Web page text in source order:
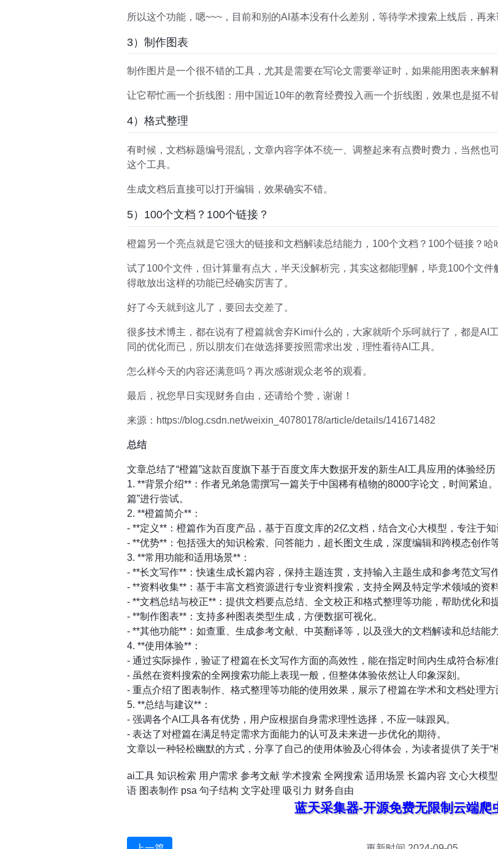
所以这个功能，嗯~~~，目前和别的AI基本没有什么差别，等待学术搜索上线后，再来
3）制作图表
制作图片是一个很不错的工具，尤其是需要在写论文需要举证时，如果能用图表来解
让它帮忙画一个折线图：用中国近10年的教育经费投入画一个折线图，效果也是挺不
4）格式整理
有时候，文档标题编号混乱，文章内容字体不统一、调整起来有点费时费力，当然也
这个工具。
生成文档后直接可以打开编辑，效果确实不错。
5）100个文档？100个链接？
橙篇另一个亮点就是它强大的链接和文档解读总结能力，100个文档？100个链接？哈
试了100个文件，但计算量有点大，半天没解析完，其实这都能理解，毕竟100个文
得敢放出这样的功能已经确实厉害了。
好了今天就到这儿了，要回去交差了。
很多技术博主，都在说有了橙篇就舍弃Kimi什么的，大家就听个乐呵就行了，都是AI
同的优化而已，所以朋友们在做选择要按照需求出发，理性看待AI工具。
怎么样今天的内容还满意吗？再次感谢观众老爷的观看。
最后，祝您早日实现财务自由，还请给个赞，谢谢！
来源：https://blog.csdn.net/weixin_40780178/article/details/141671482
总结
文章总结了“橙篇”这款百度旗下基于百度文库大数据开发的新生AI工具应用的体验经
1. **背景介绍**：作者兄弟急需撰写一篇关于中国稀有植物的8000字论文，时间紧迫
篇”进行尝试。
2. **橙篇简介**：
- **定义**：橙篇作为百度产品，基于百度文库的2亿文档，结合文心大模型，专注于
- **优势**：包括强大的知识检索、问答能力，超长图文生成，深度编辑和跨模态创作
3. **常用功能和适用场景**：
- **长文写作**：快速生成长篇内容，保持主题连贯，支持输入主题生成和参考范文写
- **资料收集**：基于丰富文档资源进行专业资料搜索，支持全网及特定学术领域的资
- **文档总结与校正**：提供文档要点总结、全文校正和格式整理等功能，帮助优化和
- **制作图表**：支持多种图表类型生成，方便数据可视化。
- **其他功能**：如查重、生成参考文献、中英翻译等，以及强大的文档解读和总结能
4. **使用体验**：
- 通过实际操作，验证了橙篇在长文写作方面的高效性，能在指定时间内生成符合标
- 虽然在资料搜索的全网搜索功能上表现一般，但整体体验依然让人印象深刻。
- 重点介绍了图表制作、格式整理等功能的使用效果，展示了橙篇在学术和文档处理方
5. **总结与建议**：
- 强调各个AI工具各有优势，用户应根据自身需求理性选择，不应一味跟风。
- 表达了对橙篇在满足特定需求方面能力的认可及未来进一步优化的期待。
文章以一种轻松幽默的方式，分享了自己的使用体验及心得体会，为读者提供了关于“
ai工具 知识检索 用户需求 参考文献 学术搜索 全网搜索 适用场景 长篇内容 文心大模型
语 图表制作 psa 句子结构 文字处理 吸引力 财务自由
蓝天采集器-开源免费无限制云端爬